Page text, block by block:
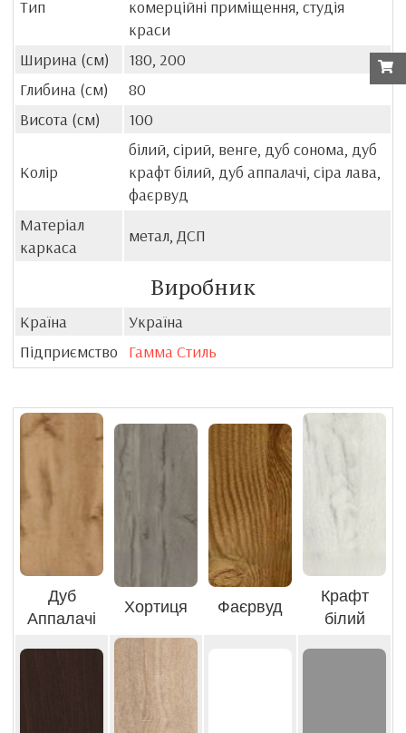
Тип
комерційні приміщення, студія
краси
Ширина (см)
180, 200
Глибина (см)
80
Висота (см)
100
Колір
білий, сірий, венге, дуб сонома, дуб
крафт білий, дуб аппалачі, сіра лава,
фаєрвуд
Матеріал
каркаса
метал, ДСП
Виробник
Країна
Україна
Підприємство
Гамма Стиль
Дуб
Аппалачі
Хортиця Фаєрвуд
Крафт
білий